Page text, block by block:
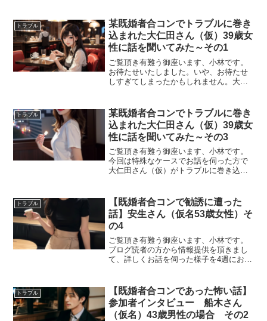
と思いきや女性の方からの勧誘でネット
ワークビジネスの勧誘で...
トラブル
某既婚者合コンでトラブルに巻き
込まれた大仁田さん（仮）39歳女
性に話を聞いてみた～その1
ご覧頂き有難う御座います、小林です。
お待たせいたしました。いや、お待たせ
しすぎてしまったかもしれません。大人
でお話を伺った方で大仁田さん（仮）39
歳女性の方になります。...
トラブル
某既婚者合コンでトラブルに巻き
込まれた大仁田さん（仮）39歳女
性に話を聞いてみた～その3
ご覧頂き有難う御座います、小林です。
今回は特殊なケースでお話を伺った方で
大仁田さん（仮）がトラブルに巻き込ま
伺いましたが、ちょっと落ち着かれたよ
うにも見受けられますね...
トラブル
【既婚者合コンで勧誘に遭った
話】安生さん（仮名53歳女性）そ
の4
ご覧頂き有難う御座います、小林です。
ブログ読者の方から情報提供を頂きまし
て、詳しくお話を伺った様子を4週にお届
ークビジネスにハマり込んでいく過程か
ら目が覚めるところまで伺...
トラブル
【既婚者合コンであった怖い話】
参加者インタビュー 船木さん
（仮名）43歳男性の場合 その2